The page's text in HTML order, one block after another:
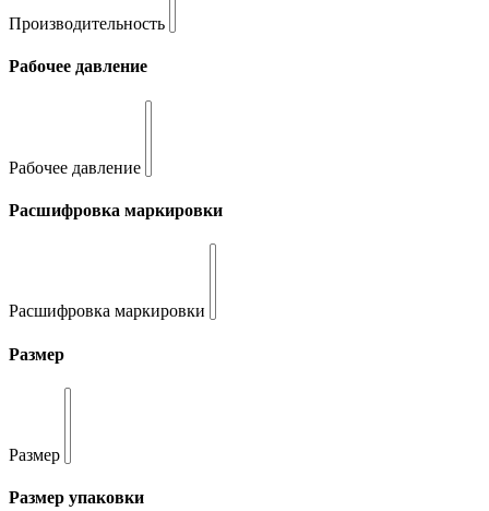
Производительность
Рабочее давление
Рабочее давление
Расшифровка маркировки
Расшифровка маркировки
Размер
Размер
Размер упаковки